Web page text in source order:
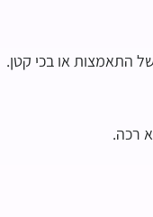
התאמצות או בכי קטן.
רכה.